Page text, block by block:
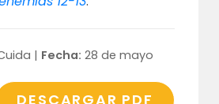
| Fecha: 28 de mayo
DESCARGAR PDF